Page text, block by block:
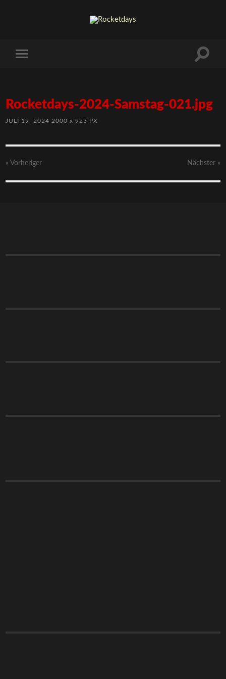
Rocketdays-2024-Samstag-021.jpg
JULI 19, 2024 2000x 923 PX
« Vorheriger Nächster »